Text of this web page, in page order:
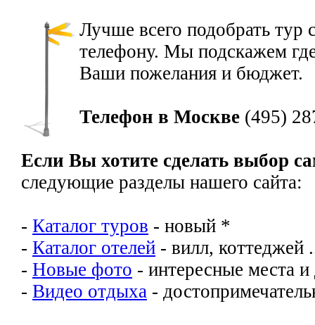
Лучше всего подобрать
телефону. Мы подскажем
Ваши пожелания и бюджет.
Телефон в Москве (495)
Если Вы хотите сделать выбор
следующие разделы нашего сайта:
- Каталог туров - новый *
- Каталог отелей - вилл, коттеджей
- Новые фото - интересные места
- Видео отдыха -